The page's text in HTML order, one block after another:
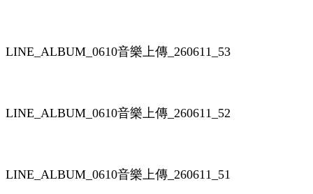
LINE_ALBUM_0610音樂上傳_260611_53
LINE_ALBUM_0610音樂上傳_260611_52
LINE_ALBUM_0610音樂上傳_260611_51